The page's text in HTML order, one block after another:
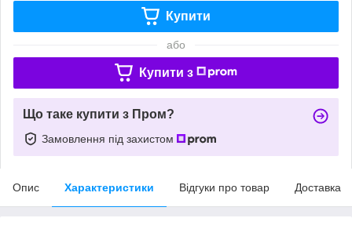
Купити
або
Купити з
Що таке купити з Пром?
Замовлення під захистом
Опис Характеристики Відгуки про товар Доставка